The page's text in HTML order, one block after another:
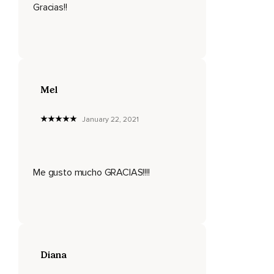
Recuerda que no es que no vibre en otros colores,
Te llenas de ella,
creaciones.
Gracias!!
Mel
January 22, 2021
Me gusto mucho GRACIAS!!!!
Diana